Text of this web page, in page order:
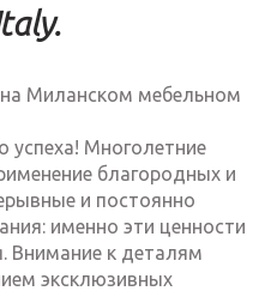
на Миланском мебельном
успеха! Многолетние
благородных и
и постоянно
именно эти ценности
Внимание к деталям
эксклюзивных